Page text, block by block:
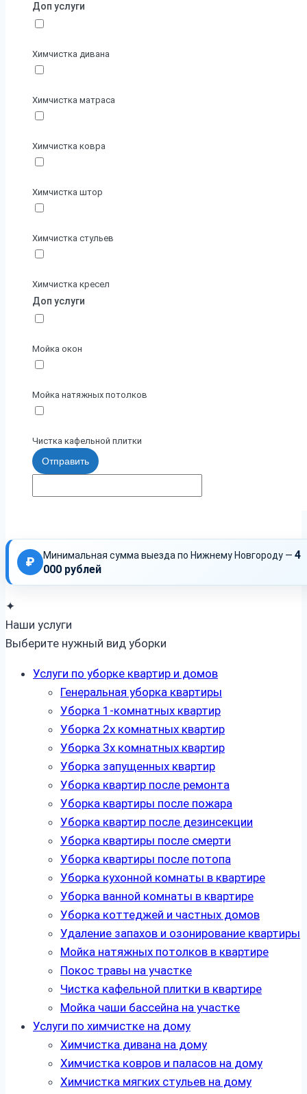
Доп услуги
Химчистка дивана
Химчистка матраса
Химчистка ковра
Химчистка штор
Химчистка стульев
Химчистка кресел
Доп услуги
Мойка окон
Мойка натяжных потолков
Чистка кафельной плитки
Отправить
₽ Минимальная сумма выезда по Нижнему Новгороду — 4
000 рублей
✦
Наши услуги
Выберите нужный вид уборки
Услуги по уборке квартир и домов
Генеральная уборка квартиры
Уборка 1-комнатных квартир
Уборка 2х комнатных квартир
Уборка 3х комнатных квартир
Уборка запущенных квартир
Уборка квартир после ремонта
Уборка квартиры после пожара
Уборка квартир после дезинсекции
Уборка квартиры после смерти
Уборка квартиры после потопа
Уборка кухонной комнаты в квартире
Уборка ванной комнаты в квартире
Уборка коттеджей и частных домов
Удаление запахов и озонирование квартиры
Мойка натяжных потолков в квартире
Покос травы на участке
Чистка кафельной плитки в квартире
Мойка чаши бассейна на участке
Услуги по химчистке на дому
Химчистка дивана на дому
Химчистка ковров и паласов на дому
Химчистка мягких стульев на дому